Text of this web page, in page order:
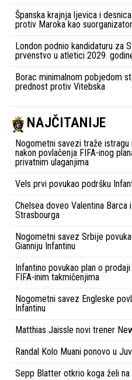
Španska krajnja ljevica i
protiv Maroka kao
London podnio kandidaturu za
prvenstvo u atletici 2029.
Borac minimalnom pobjedom
prednost protiv Vitebska
NAJČITANIJE
Nogometni savezi traže
nakon povlačenja FIFA-inog
privatnim ulaganjima
Vels prvi povukao podršku
Chelsea doveo Valentina Barca
Strasbourga
Nogometni savez Srbije
Gianniju Infantinu
Infantino povukao plan o
FIFA-inim takmičenjima
Nogometni savez Engleske
Infantinu
Matthias Jaissle novi trener
Randal Kolo Muani ponovo u
Sepp Blatter otkrio koga želi na